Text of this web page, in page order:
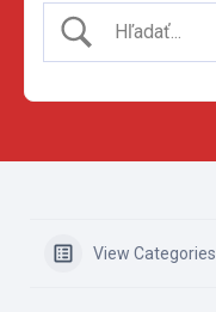
View Categories